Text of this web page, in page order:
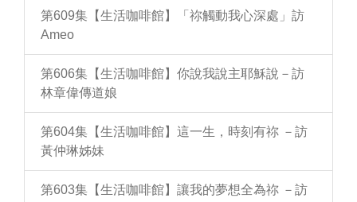
第609集【生活咖啡館】「祢觸動我心深處」訪
Ameo
第606集【生活咖啡館】你說我說主耶穌說－訪
林章偉傳道娘
第604集【生活咖啡館】這一生，時刻有祢 －訪
黃仲琳姊妹
第603集【生活咖啡館】讓我的夢想全為祢 －訪